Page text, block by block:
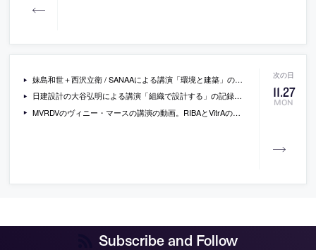
11.27
MON
妹島和世＋西沢立衛 / SANAAによる講演「環境と建築」の記録。東西アスファルト事業協同組合の主催で2023年2月に行われたもの
日建設計の大谷弘明による講演「組織で設計する」の記録。東西アスファルト事業協同組合の主催で2022年11月に行われたもの
MVRDVのヴィニー・マースの講演の動画。RIBAとVitrAの主催で2023年6月に行われたもの
Subscribe and Follow